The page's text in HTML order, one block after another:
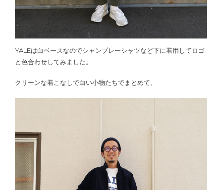
YALEは白ベースなのでシャンブレーシャツなど下に着用してロゴ
と色合わせしてみました。
クリーンな着こなしで白い小物たちでまとめて。